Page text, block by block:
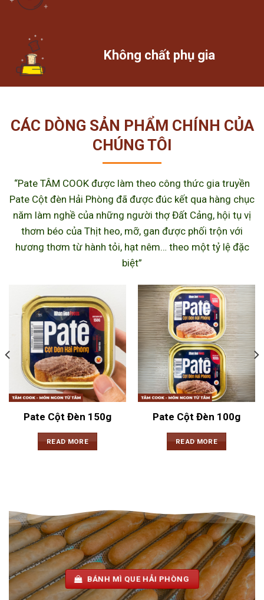
Không chất phụ gia
CÁC DÒNG SẢN PHẨM CHÍNH CỦA
CHÚNG TÔI
“Pate TÂM COOK được làm theo công thức gia truyền
Pate Cột đèn Hải Phòng đã được đúc kết qua hàng chục
năm làm nghề của những người thợ Đất Cảng, hội tụ vị
thơm béo của Thịt heo, mỡ, gan được phối trộn với
hương thơm từ hành tỏi, hạt nêm… theo một tỷ lệ đặc
biệt”
Pate Cột Đèn 150g
READ MORE
Pate Cột Đèn 100g
READ MORE
BÁNH MÌ QUE HẢI PHÒNG